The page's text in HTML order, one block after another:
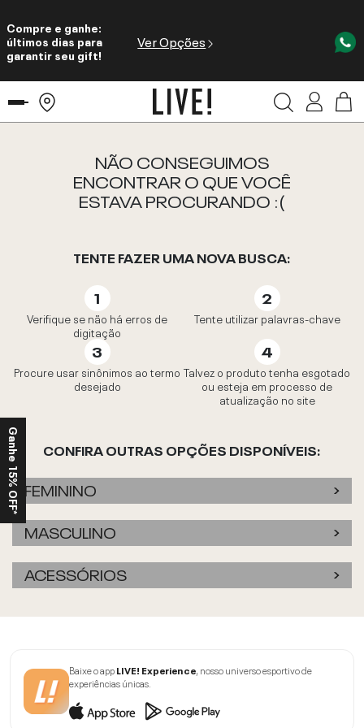
Compre e ganhe:
últimos dias para
garantir seu gift!
Ver Opções
NÃO CONSEGUIMOS
ENCONTRAR O QUE VOCÊ
ESTAVA PROCURANDO :(
TENTE FAZER UMA NOVA BUSCA:
Verifique se não há erros de
digitação
Tente utilizar palavras-chave
Procure usar sinônimos ao termo
desejado
Talvez o produto tenha esgotado
ou esteja em processo de
atualização no site
CONFIRA OUTRAS OPÇÕES DISPONÍVEIS:
FEMININO
MASCULINO
ACESSÓRIOS
Baixe o appLIVE! Experience, nosso universo esportivo de
experiências únicas.
Ganhe 15% OFF*